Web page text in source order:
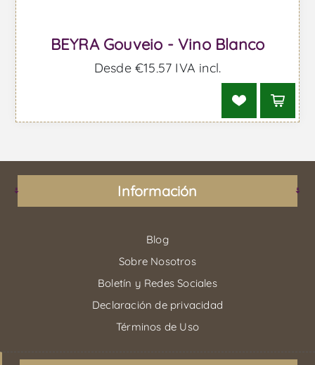
BEYRA Gouveio - Vino Blanco
Desde €15,57 IVA incl.
Información
Blog
Sobre Nosotros
Boletín y Redes Sociales
Declaración de privacidad
Términos de Uso